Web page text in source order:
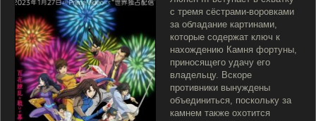
с тремя сёстрами-воровками
за обладание картинами,
которые содержат ключ к
нахождению Камня фортуны,
приносящего удачу его
владельцу. Вскоре
противники вынуждены
объединиться, поскольку за
камнем также охотится